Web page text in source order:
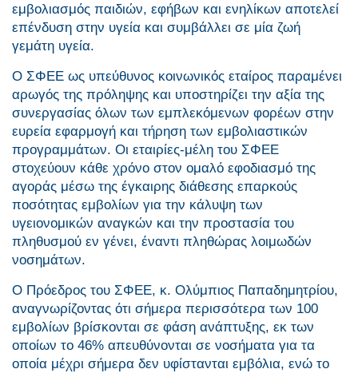
εμβολιασμός παιδιών, εφήβων και ενηλίκων αποτελεί
επένδυση στην υγεία και συμβάλλει σε μία ζωή
γεμάτη υγεία.
Ο ΣΦΕΕ ως υπεύθυνος κοινωνικός εταίρος παραμένει
αρωγός της πρόληψης και υποστηρίζει την αξία της
συνεργασίας όλων των εμπλεκόμενων φορέων στην
ευρεία εφαρμογή και τήρηση των εμβολιαστικών
προγραμμάτων. Οι εταιρίες-μέλη του ΣΦΕΕ
στοχεύουν κάθε χρόνο στον ομαλό εφοδιασμό της
αγοράς μέσω της έγκαιρης διάθεσης επαρκούς
ποσότητας εμβολίων για την κάλυψη των
υγειονομικών αναγκών και την προστασία του
πληθυσμού εν γένει, έναντι πληθώρας λοιμωδών
νοσημάτων.
Ο Πρόεδρος του ΣΦΕΕ, κ. Ολύμπιος Παπαδημητρίου,
αναγνωρίζοντας ότι σήμερα περισσότερα των 100
εμβολίων βρίσκονται σε φάση ανάπτυξης, εκ των
οποίων το 46% απευθύνονται σε νοσήματα για τα
οποία μέχρι σήμερα δεν υφίστανται εμβόλια, ενώ το